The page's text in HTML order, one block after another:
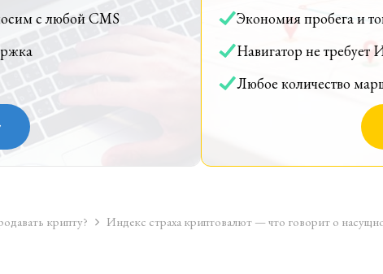
с любой CMS
Экономия пробега и
Навигатор не требует
Любое количество
крипту? Индекс страха криптовалют — что говорит о